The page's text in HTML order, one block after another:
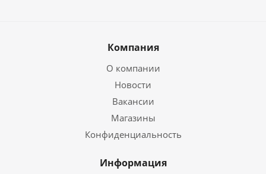
Компания
О компании
Новости
Вакансии
Магазины
Конфиденциальность
Информация